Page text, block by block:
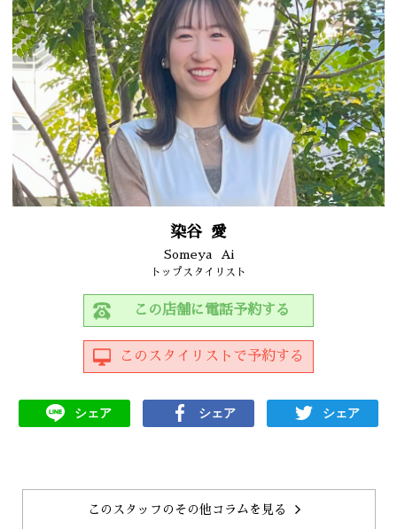
染谷 愛
Someya Ai
トップスタイリスト
この店舗に電話予約する
このスタイリストで予約する
シェア シェア シェア
このスタッフのその他コラムを見る